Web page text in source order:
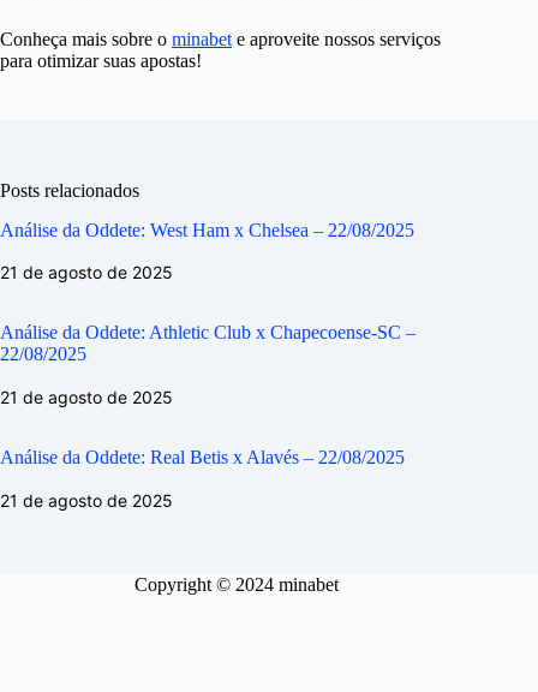
Conheça mais sobre o minabet e aproveite nossos serviços
para otimizar suas apostas!
Posts relacionados
Análise da Oddete: West Ham x Chelsea – 22/08/2025
21 de agosto de 2025
Análise da Oddete: Athletic Club x Chapecoense-SC –
22/08/2025
21 de agosto de 2025
Análise da Oddete: Real Betis x Alavés – 22/08/2025
21 de agosto de 2025
Copyright © 2024 minabet